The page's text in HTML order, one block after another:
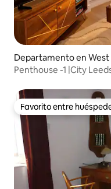
Departamento en West
Penthouse -1 |City
Favorito entre
Favorito entre